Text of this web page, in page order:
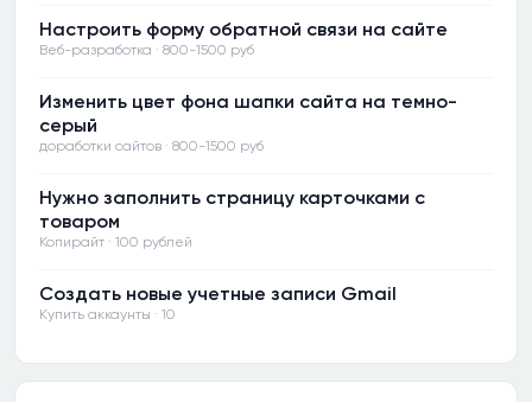
Настроить форму обратной связи на сайте
Веб-разработка · 800-1500 руб
Изменить цвет фона шапки сайта на темно-
серый
доработки сайтов · 800-1500 руб
Нужно заполнить страницу карточками с
товаром
Копирайт · 100 рублей
Создать новые учетные записи Gmail
Купить аккаунты · 10